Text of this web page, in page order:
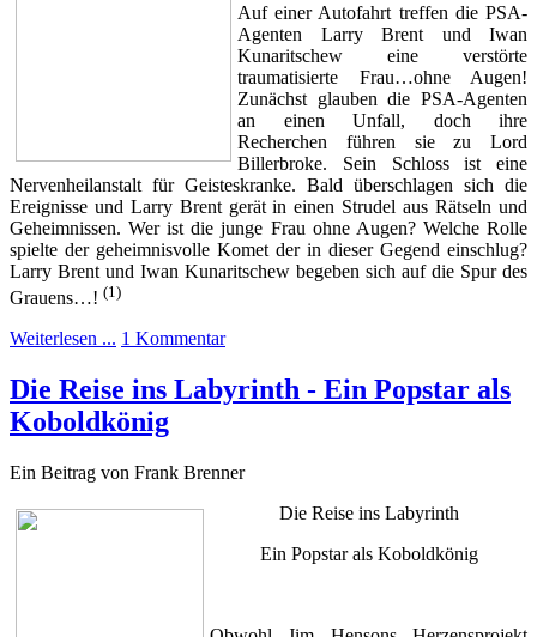
Auf einer Autofahrt treffen die PSA-
Agenten Larry Brent und Iwan
Kunaritschew eine verstörte
traumatisierte Frau…ohne Augen!
Zunächst glauben die PSA-Agenten
an einen Unfall, doch ihre
Recherchen führen sie zu Lord
Billerbroke. Sein Schloss ist eine
Nervenheilanstalt für Geisteskranke. Bald überschlagen sich die
Ereignisse und Larry Brent gerät in einen Strudel aus Rätseln und
Geheimnissen. Wer ist die junge Frau ohne Augen? Welche Rolle
spielte der geheimnisvolle Komet der in dieser Gegend einschlug?
Larry Brent und Iwan Kunaritschew begeben sich auf die Spur des
Grauens…! (1)
Weiterlesen ... 1 Kommentar
Die Reise ins Labyrinth - Ein Popstar als
Koboldkönig
Ein Beitrag von Frank Brenner
Die Reise ins Labyrinth
Ein Popstar als Koboldkönig